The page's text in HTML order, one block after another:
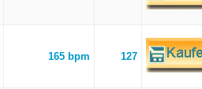
165 bpm 127